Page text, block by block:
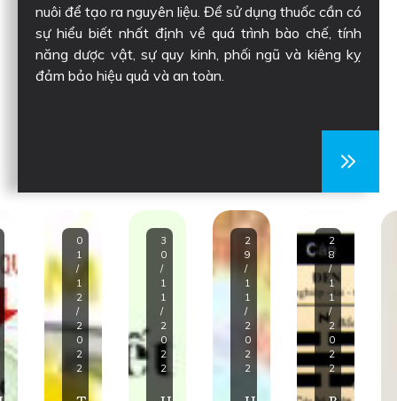
nuôi để tạo ra nguyên liệu. Để sử dụng thuốc cần có
sự hiểu biết nhất định về quá trình bào chế, tính
năng dược vật, sự quy kinh, phối ngũ và kiêng kỵ
đảm bảo hiệu quả và an toàn.
0
1
/
1
2
/
2
0
2
2
3
0
/
1
1
/
2
0
2
2
2
9
/
1
1
/
2
0
2
2
2
8
/
1
1
/
2
0
2
2